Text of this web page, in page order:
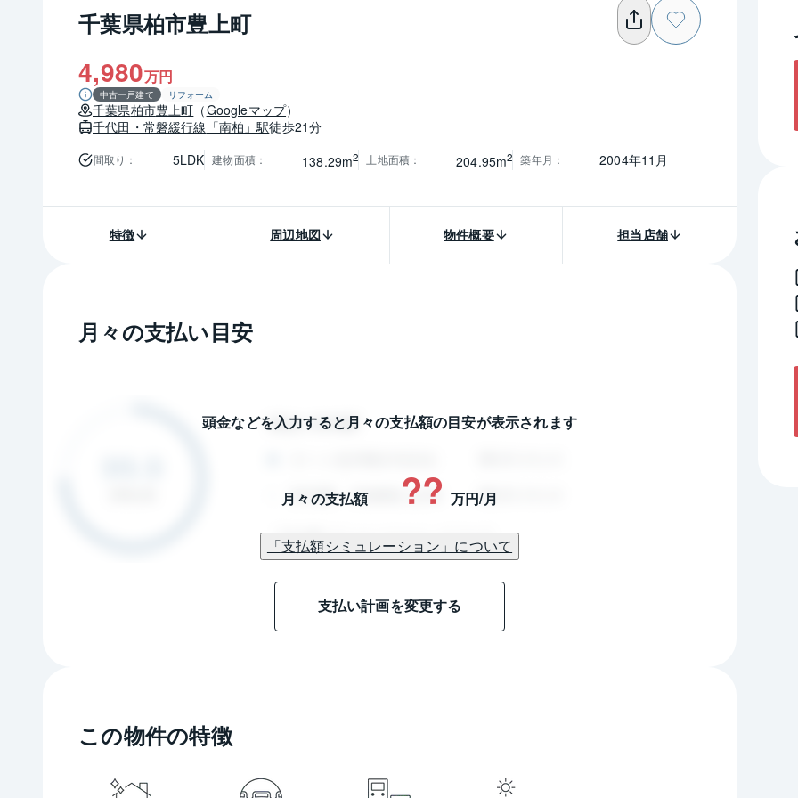
千葉県柏市豊上町
4,980万円
中古一戸建て リフォーム
千葉県柏市豊上町 （Googleマップ）
千代田・常磐緩行線 「南柏」駅徒歩21分
間取り ： 5LDK 建物面積： 138.29m2 土地面積： 204.95m2 築年月 ： 2004年11月
特徴 周辺地図 物件概要 担当店舗
月々の支払い目安
頭金などを入力すると月々の支払額の目安が表示されます
月々の支払額 ?? 万円/月
「支払額シミュレーション」について
支払い計画を変更する
この物件の特徴